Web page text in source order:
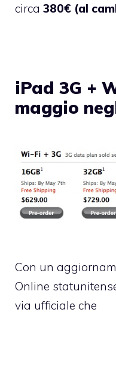
circa 380€ (al
iPad 3G +
maggio
Con un
Online
via ufficiale che